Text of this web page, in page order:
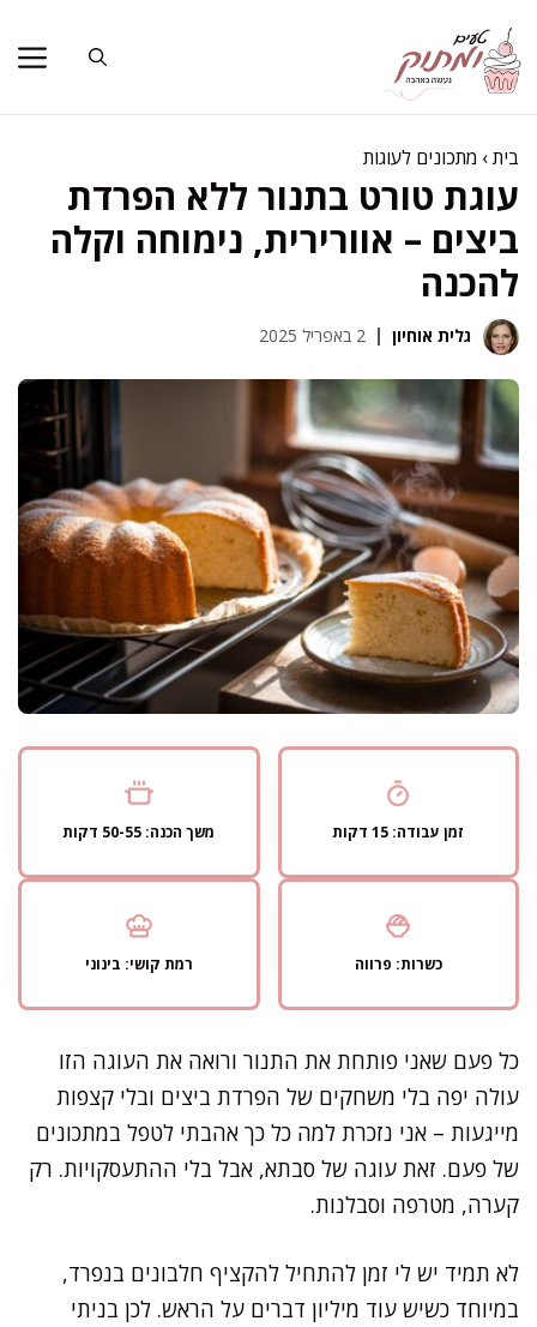
לתוכן
בית› מתכונים לעוגות
עוגת טורט בתנור ללא הפרדת
ביצים – אוורירית, נימוחה וקלה
להכנה
גלית אוחיון 2 באפריל 2025
זמן עבודה: 15 דקות משך הכנה: 50-55 דקות
כשרות: פרווה רמת קושי: בינוני
כל פעם שאני פותחת את התנור ורואה את העוגה הזו
עולה יפה בלי משחקים של הפרדת ביצים ובלי קצפות
מייגעות – אני נזכרת למה כל כך אהבתי לטפל במתכונים
של פעם. זאת עוגה של סבתא, אבל בלי ההתעסקויות. רק
קערה, מטרפה וסבלנות.
לא תמיד יש לי זמן להתחיל להקציף חלבונים בנפרד,
במיוחד כשיש עוד מיליון דברים על הראש. לכן בניתי